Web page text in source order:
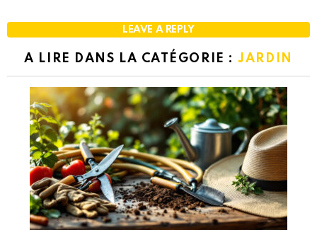
LEAVE A REPLY
A LIRE DANS LA CATÉGORIE :JARDIN